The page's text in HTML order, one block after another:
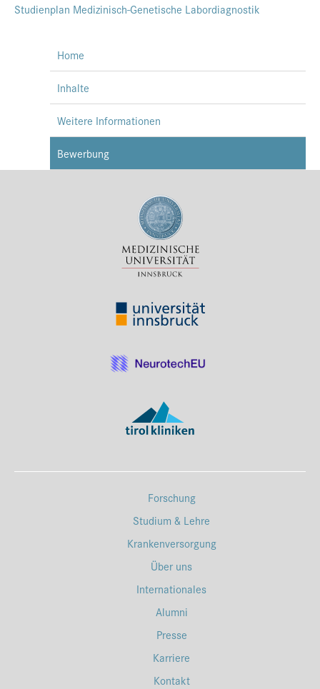
Studienplan Medizinisch-Genetische Labordiagnostik
Home
Inhalte
Weitere Informationen
Bewerbung
Forschung
Studium & Lehre
Krankenversorgung
Über uns
Internationales
Alumni
Presse
Karriere
Kontakt